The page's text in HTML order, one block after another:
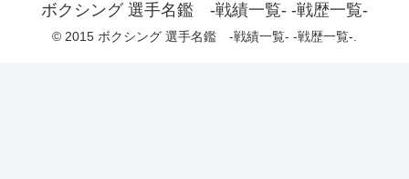
ボクシング 選手名鑑 -戦績一覧- -戦歴一覧-
© 2015 ボクシング 選手名鑑 -戦績一覧- -戦歴一覧-.